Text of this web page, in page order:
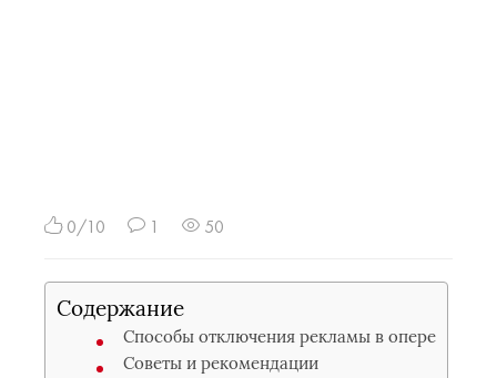
0/10 1 50
Содержание
Способы отключения рекламы в опере
Советы и рекомендации